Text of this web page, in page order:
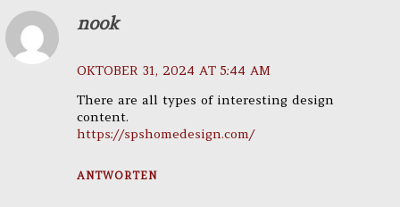
nook
OKTOBER 31, 2024 AT 5:44 AM
There are all types of interesting design
content.
https://spshomedesign.com/
ANTWORTEN